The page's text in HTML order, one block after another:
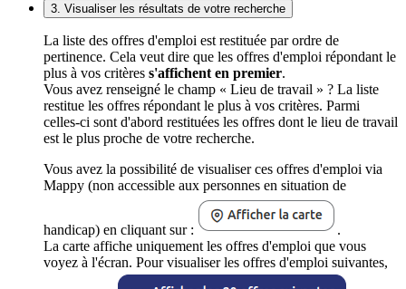
3. Visualiser les résultats de votre recherche
La liste des offres d'emploi est restituée par ordre de
pertinence. Cela veut dire que les offres d'emploi répondant le
plus à vos critères s'affichent en premier.
Vous avez renseigné le champ « Lieu de travail » ? La liste
restitue les offres répondant le plus à vos critères. Parmi
celles-ci sont d'abord restituées les offres dont le lieu de travail
est le plus proche de votre recherche.
Vous avez la possibilité de visualiser ces offres d'emploi via
Mappy (non accessible aux personnes en situation de
handicap) en cliquant sur :
.
La carte affiche uniquement les offres d'emploi que vous
voyez à l'écran. Pour visualiser les offres d'emploi suivantes,